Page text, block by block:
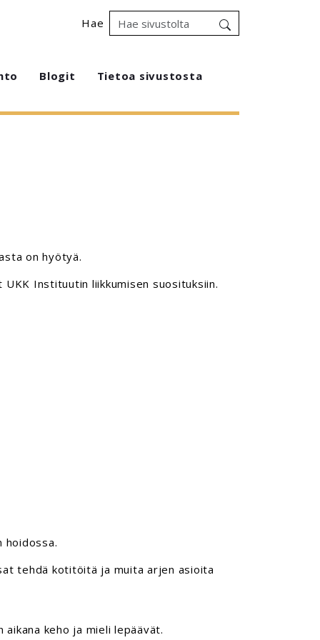
Hae
Blogit Tietoa sivustosta
on hyötyä.
Instituutin liikkumisen suosituksiin.
hoidossa.
tehdä kotitöitä ja muita arjen asioita
keho ja mieli lepäävät.